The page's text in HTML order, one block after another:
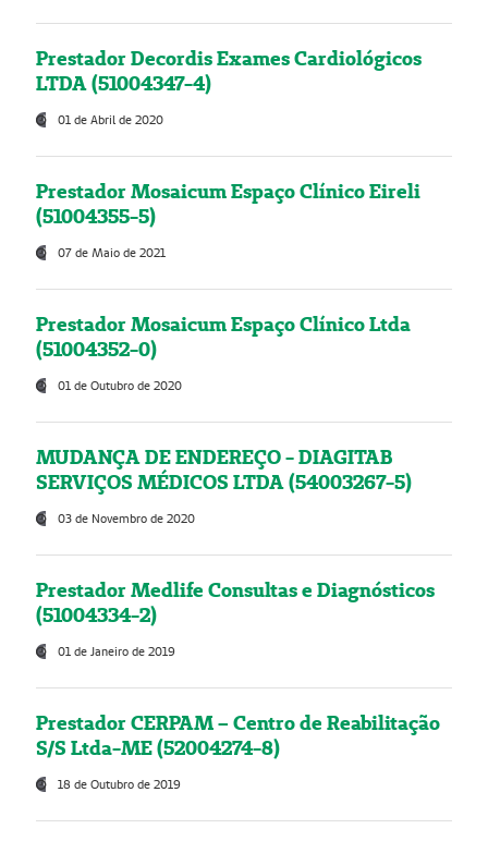
Prestador Decordis Exames Cardiológicos
LTDA (51004347-4)
01 de Abril de 2020
Prestador Mosaicum Espaço Clínico Eireli
(51004355-5)
07 de Maio de 2021
Prestador Mosaicum Espaço Clínico Ltda
(51004352-0)
01 de Outubro de 2020
MUDANÇA DE ENDEREÇO - DIAGITAB
SERVIÇOS MÉDICOS LTDA (54003267-5)
03 de Novembro de 2020
Prestador Medlife Consultas e Diagnósticos
(51004334-2)
01 de Janeiro de 2019
Prestador CERPAM – Centro de Reabilitação
S/S Ltda-ME (52004274-8)
18 de Outubro de 2019